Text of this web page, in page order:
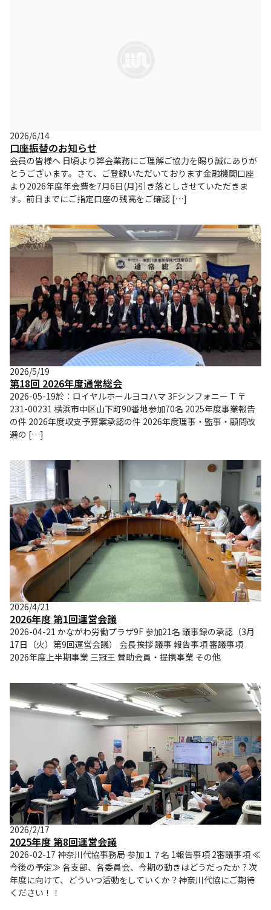
2026/6/14
口座振替のお知らせ
会員の皆様へ 日頃より弊会業務にご理解ご協力を賜り誠にありが
とうございます。さて、ご登録いただいております金融機関口座
より2026年度年会費を7月6日(月)引き落としさせていただきま
す。前日までにご指定口座の残高をご確認 […]
2026/5/19
第18回 2026年度通常総会
2026-05-19於：ロイヤルホールヨコハマ 3Fシンフォニー T 〒
231-00231 横浜市中区山下町90番地参加70名 2025年度事業報告
の件 2026年度収支予算案承認の件 2026年度理事・監事・顧問改
選の […]
2026/4/21
2026年度 第1回運営会議
2026-04-21 かながわ労働プラザ9F 参加21名 議事録の承認（3月
17日（火）第9回運営会議） 会長挨拶 議事 報告事項 審議事項
2026年度上半期事業 三冠王 賛助会員・提携事業 その他
2026/2/17
2025年度 第8回運営会議
2026-02-17 神奈川代協事務局 参加１７名 1報告事項 2審議事項 ≪
今後の予定≫ 各支部、各委員会、今期の動きはどうだったか？次
年度に向けて、どういつ活動をしていくか？神奈川代協にご期待
ください！！